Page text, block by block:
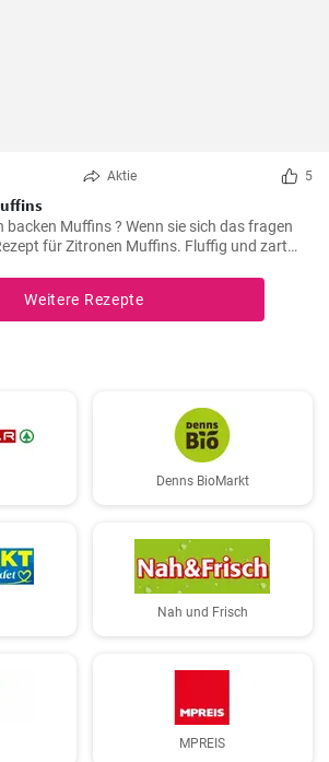
Aktie 5
backen Muffins ? Wenn sie sich das fragen
für Zitronen Muffins. Fluffig und zart
.
Weitere Rezepte
Denns BioMarkt
Nah und Frisch
MPREIS